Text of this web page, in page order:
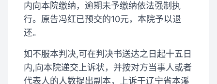
内向本院缴纳，逾期未予缴纳依法强制执
行。原告冯红已预交的10元，本院予以退
还。
如不服本判决,可在判决书送达之日起十五日
内,向本院递交上诉状，并按对方当事人或者
代表人的人数提出副本，上诉于辽宁省本溪